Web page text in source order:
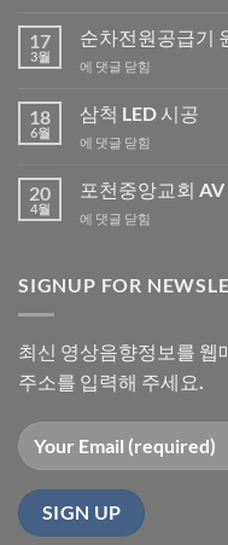
LED
공
장
문
17
3월
순차전원공급기
순
전
원
공
기
격
:
에 댓글 닫힘
18
6월
삼척 LED 시공
삼
LED
시
공
에 댓글 닫힘
20
4월
포천중앙교회 AV
포
앙
LED
공
기
에 댓글 닫힘
SIGNUP FOR
최신 영상음향정보를 웹
주소를 입력해 주세요.